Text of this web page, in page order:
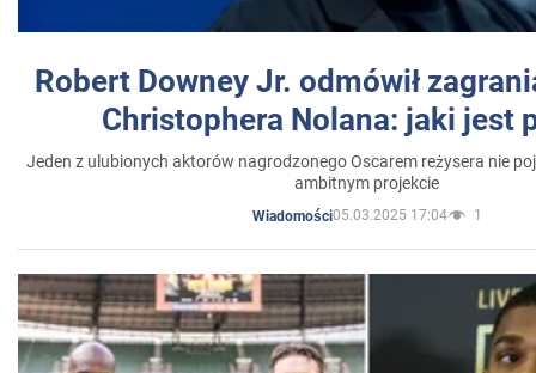
Robert Downey Jr. odmówił
Christophera Nolana: jaki jest
Jeden z ulubionych aktorów nagrodzonego Oscarem reżysera nie
ambitnym projekcie
Wiadomości05.03.2025 17:04 1